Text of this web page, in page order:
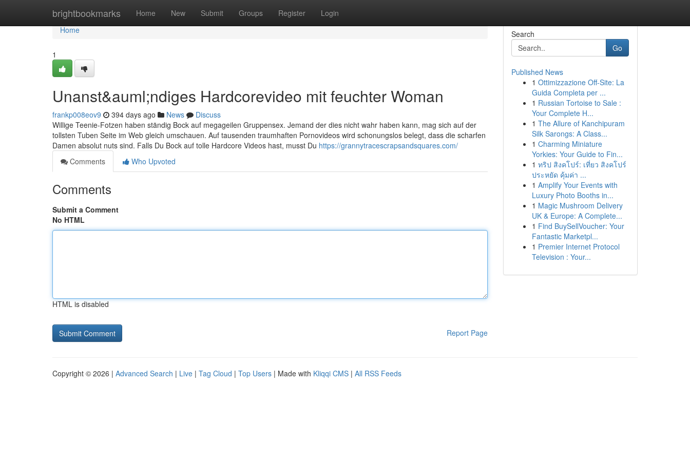
brightbookmarks Home New Submit Groups Register Login
Home
Home
1
Unanst&auml;ndiges Hardcorevideo mit feuchter Woman
frankp008eov9 394 days ago News
Discuss
Willige Teenie-Fotzen haben ständig Bock auf megageilen Gruppensex. Jemand der dies nicht wahr haben kann, mag sich auf der
tollsten Tuben Seite im Web gleich umschauen. Auf tausenden traumhaften Pornovideos wird schonungslos belegt, dass die scharfen
Damen absolut nuts sind. Falls Du Bock auf tolle Hardcore Videos hast, musst Du https://grannytracescrapsandsquares.com/
Comments
Who Upvoted
Comments
Submit a Comment
No HTML
HTML is disabled
Report Page
Search
Go
Published News
1 Ottimizzazione Off-Site: La
Guida Completa per ...
1 Russian Tortoise to Sale :
Your Complete H...
1 The Allure of Kanchipuram
Silk Sarongs: A Class...
1 Charming Miniature
Yorkies: Your Guide to Fin...
1 ทริป สิงคโปร์: เที่ยว สิงคโปร์
ประหยัด คุ้มค่า ...
1 Amplify Your Events with
Luxury Photo Booths in...
1 Magic Mushroom Delivery
UK & Europe: A Complete...
1 Find BuySellVoucher: Your
Fantastic Marketpl...
1 Premier Internet Protocol
Television : Your...
Copyright © 2026 | Advanced Search | Live | Tag Cloud | Top Users | Made with Kliqqi CMS | All RSS Feeds